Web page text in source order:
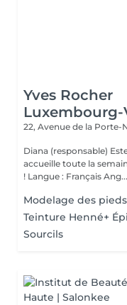
Yves Rocher
22, Avenue de la Porte-
Diana (responsable)
accueille toute la
! Langue : Français Ang...
Modelage des pieds
Teinture Henné+
Sourcils